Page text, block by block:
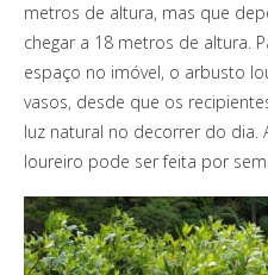
metros de altura, mas que
chegar a 18 metros de altura.
espaço no imóvel, o arbusto
vasos, desde que os
luz natural no decorrer do dia.
loureiro pode ser feita por